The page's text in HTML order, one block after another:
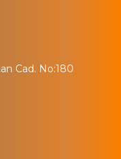
Cad. No:180